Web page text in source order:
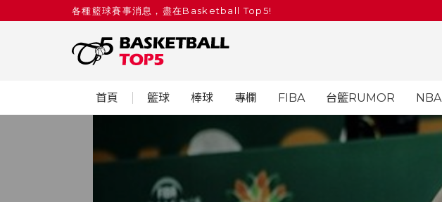
各種籃球賽事消息，盡在Basketball Top5!
首頁 籃球 棒球 專欄 FIBA 台籃RUMOR NBA